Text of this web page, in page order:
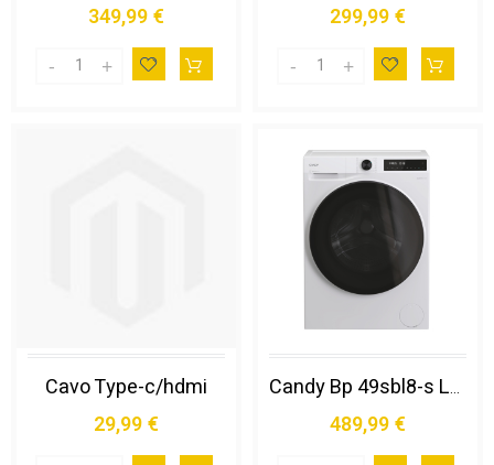
349,99 € 299,99 €
Cavo Type-c/hdmi
29,99 €
Candy Bp 49sbl8-s Lavatrice Caricamento Frontale 9 Kg 1400 Giri/min Bianco
489,99 €